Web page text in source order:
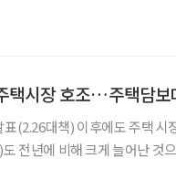
택시장 호조…주택담
(2.26대책) 이후에도 주택
난 것으로 조사됐다. 9일 한국은행 ‘4월중 금융시장 동